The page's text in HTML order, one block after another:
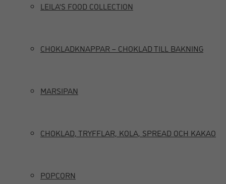
LEILA’S FOOD COLLECTION
CHOKLADKNAPPAR – CHOKLAD TILL BAKNING
MARSIPAN
CHOKLAD, TRYFFLAR, KOLA, SPREAD OCH KAKAO
POPCORN